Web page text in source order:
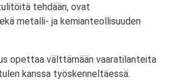
tehdään, ovat
metalli- ja kemianteollisuuden
opettaa välttämään vaaratilanteita
kanssa työskenneltäessä.